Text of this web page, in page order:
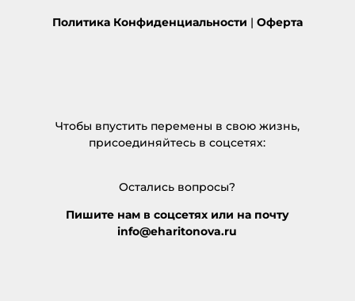
Политика Конфиденциальности | Оферта
Чтобы впустить перемены в свою жизнь,
присоединяйтесь в соцсетях:
Остались вопросы?
Пишите нам в соцсетях или на почту
info@eharitonova.ru